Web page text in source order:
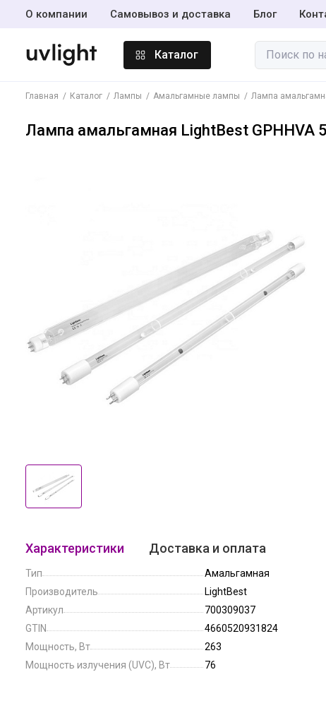
О компании Самовывоз и доставка Блог
Каталог
Светодиодные
лампы
Главная Каталог Лампы Амальгамные лампы Лампа
Лампа амальгамная LightBest GPHHVA
Характеристики Доставка и оплата
Тип
Амальгамная
Производитель
LightBest
Артикул
700309037
GTIN
4660520931824
Мощность, Вт
263
Мощность излучения (UVC), Вт
76